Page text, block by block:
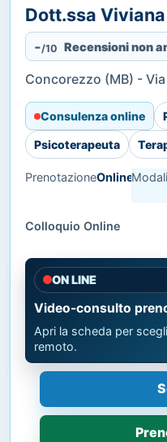
Dott.ssa
-/10 Recensioni non
Concorezzo (MB) -
Consulenza online
Psicoterapeuta
PrenotazioneOnline
Colloquio Online
ON LINE
Video-consulto
Apri la scheda per
remoto.